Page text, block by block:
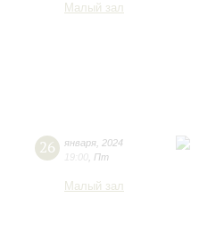
Малый зал
26 января 2024
19:00 Пт
Малый зал